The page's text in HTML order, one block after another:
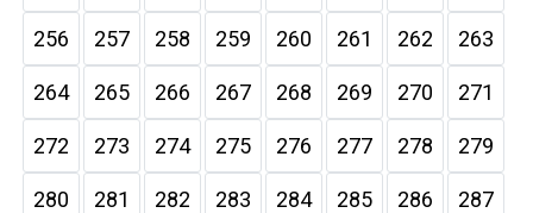
256 257 258 259 260 261 262 263
264 265 266 267 268 269 270 271
272 273 274 275 276 277 278 279
280 281 282 283 284 285 286 287